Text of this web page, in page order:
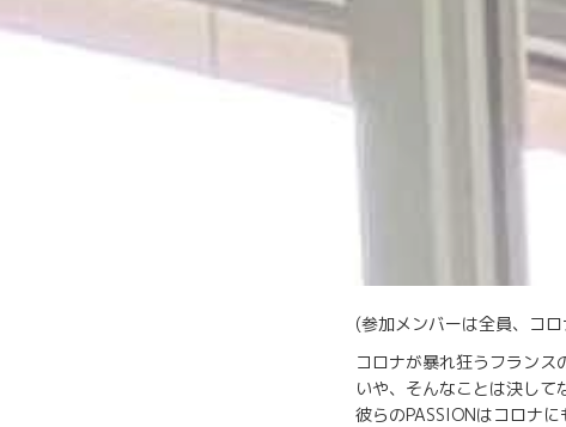
(参加メンバーは全員、コ
コロナが暴れ狂うフランス
いや、そんなことは決して
彼らのPASSIONはコロナに